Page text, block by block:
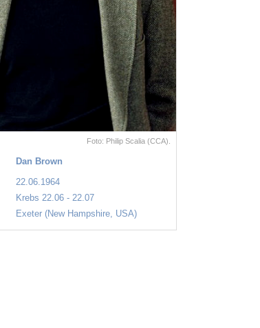
Foto: Philip Scalia (CCA).
Dan Brown
22.06.1964
Krebs 22.06 - 22.07
Exeter (New Hampshire, USA)